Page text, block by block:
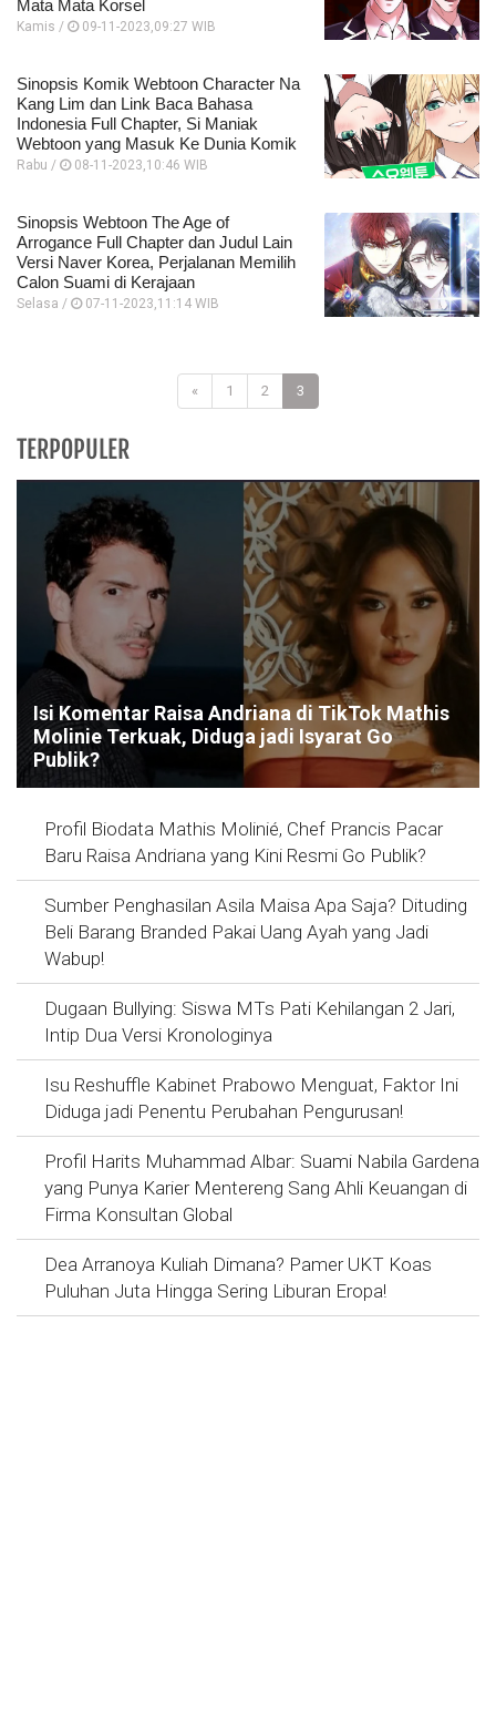
Mata Mata Korsel
Kamis / 09-11-2023,09:27 WIB
Sinopsis Komik Webtoon Character Na
Kang Lim dan Link Baca Bahasa
Indonesia Full Chapter, Si Maniak
Webtoon yang Masuk Ke Dunia Komik
Rabu / 08-11-2023,10:46 WIB
Sinopsis Webtoon The Age of
Arrogance Full Chapter dan Judul Lain
Versi Naver Korea, Perjalanan Memilih
Calon Suami di Kerajaan
Selasa / 07-11-2023,11:14 WIB
« 1 2 3
TERPOPULER
Isi Komentar Raisa Andriana di TikTok Mathis
Molinie Terkuak, Diduga jadi Isyarat Go
Publik?
Profil Biodata Mathis Molinié, Chef Prancis Pacar
Baru Raisa Andriana yang Kini Resmi Go Publik?
Sumber Penghasilan Asila Maisa Apa Saja? Dituding
Beli Barang Branded Pakai Uang Ayah yang Jadi
Wabup!
Dugaan Bullying: Siswa MTs Pati Kehilangan 2 Jari,
Intip Dua Versi Kronologinya
Isu Reshuffle Kabinet Prabowo Menguat, Faktor Ini
Diduga jadi Penentu Perubahan Pengurusan!
Profil Harits Muhammad Albar: Suami Nabila Gardena
yang Punya Karier Mentereng Sang Ahli Keuangan di
Firma Konsultan Global
Dea Arranoya Kuliah Dimana? Pamer UKT Koas
Puluhan Juta Hingga Sering Liburan Eropa!